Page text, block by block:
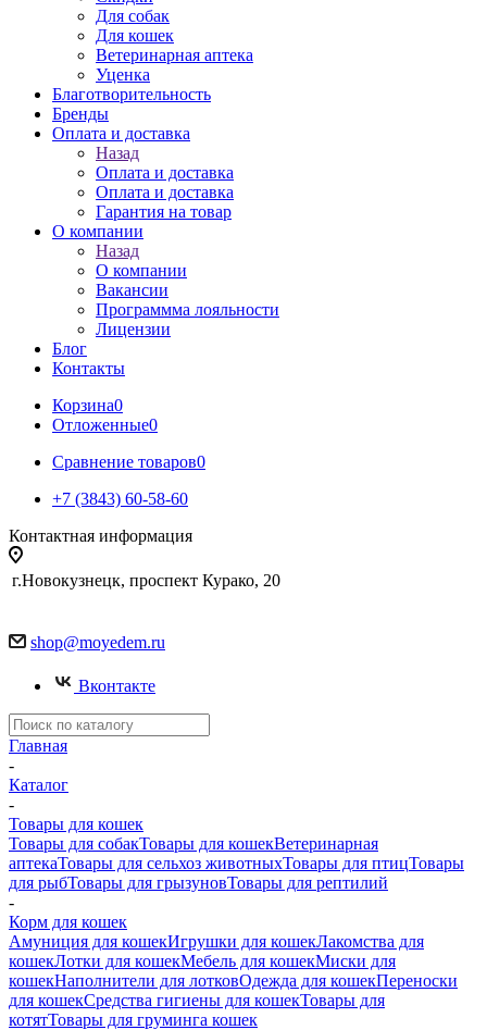
Для собак
Для кошек
Ветеринарная аптека
Уценка
Благотворительность
Бренды
Оплата и доставка
Назад
Оплата и доставка
Оплата и доставка
Гарантия на товар
О компании
Назад
О компании
Вакансии
Программма лояльности
Лицензии
Блог
Контакты
Корзина0
Отложенные0
Сравнение товаров0
+7 (3843) 60-58-60
Контактная информация
г.Новокузнецк, проспект Курако, 20
shop@moyedem.ru
Вконтакте
Главная
-
Каталог
-
Товары для кошек
Товары для собакТовары для кошекВетеринарная
аптекаТовары для сельхоз животныхТовары для птицТовары
для рыбТовары для грызуновТовары для рептилий
-
Корм для кошек
Амуниция для кошекИгрушки для кошекЛакомства для
кошекЛотки для кошекМебель для кошекМиски для
кошекНаполнители для лотковОдежда для кошекПереноски
для кошекСредства гигиены для кошекТовары для
котятТовары для груминга кошек